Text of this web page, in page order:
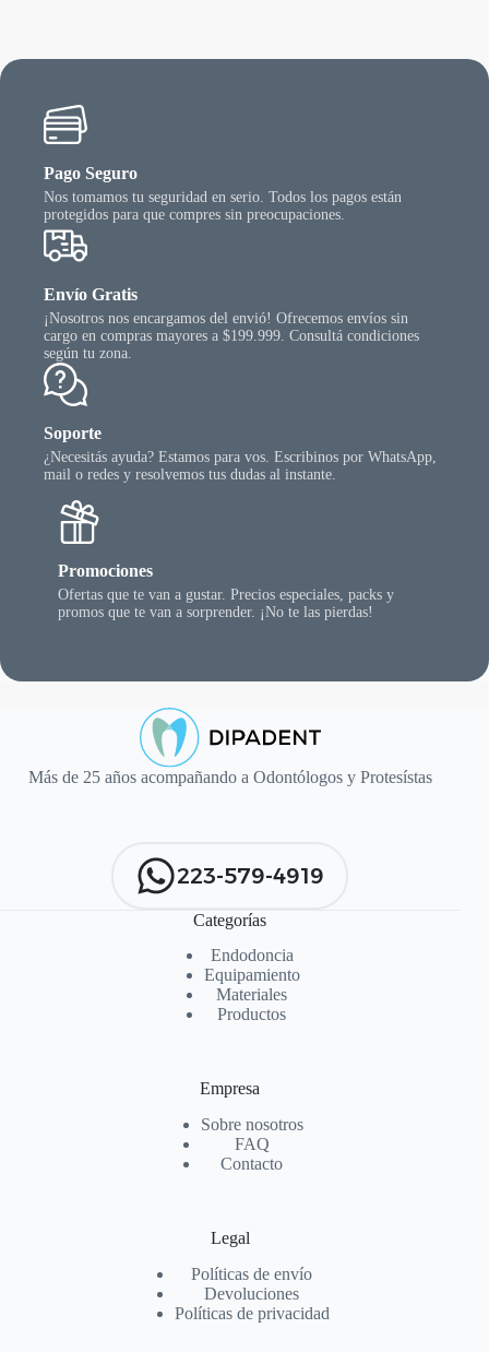
Pago Seguro
Nos tomamos tu seguridad en serio. Todos los pagos están
protegidos para que compres sin preocupaciones.
Envío Gratis
¡Nosotros nos encargamos del envió! Ofrecemos envíos sin
cargo en compras mayores a $199.999. Consultá condiciones
según tu zona.
Soporte
¿Necesitás ayuda? Estamos para vos. Escribinos por WhatsApp,
mail o redes y resolvemos tus dudas al instante.
Promociones
Ofertas que te van a gustar. Precios especiales, packs y
promos que te van a sorprender. ¡No te las pierdas!
Más de 25 años acompañando a Odontólogos y Protesístas
223-579-4919
Categorías
Endodoncia
Equipamiento
Materiales
Productos
Empresa
Sobre nosotros
FAQ
Contacto
Legal
Políticas de envío
Devoluciones
Políticas de privacidad